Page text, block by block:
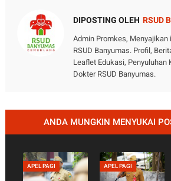
DIPOSTING OLEH RSUD
Admin Promkes,
RSUD Banyumas. Profil,
Leaflet Edukasi, Penyuluhan
Dokter RSUD Banyumas.
ANDA MUNGKIN MENYUKAI
APEL PAGI APEL PAGI